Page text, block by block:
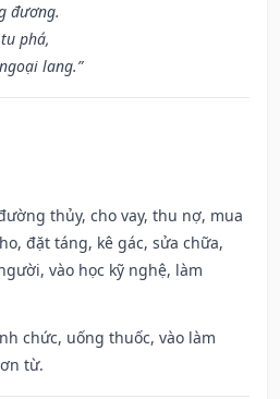
đương.
phá,
lang.”
thủy, cho vay, thu nợ, mua
đặt táng, kê gác, sửa chữa,
vào học kỹ nghệ, làm
chức, uống thuốc, vào làm
từ.